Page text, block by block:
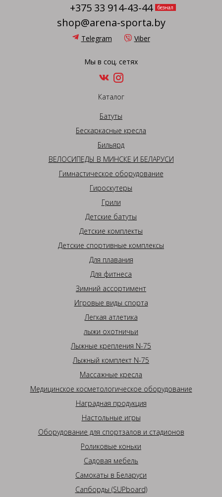
+375 33 914-43-44
безнал
shop@arena-sporta.by
Telegram Viber
Мы в соц. сетях
Каталог
Батуты
Бескаркасные кресла
Бильярд
ВЕЛОСИПЕДЫ В МИНСКЕ И БЕЛАРУСИ
Гимнастическое оборудование
Гироскутеры
Грили
Детские батуты
Детские комплекты
Детские спортивные комплексы
Для плавания
Для фитнеса
Зимний ассортимент
Игровые виды спорта
Легкая атлетика
лыжи охотничьи
Лыжные крепления N-75
Лыжный комплект N-75
Массажные кресла
Медицинское косметологическое оборудование
Наградная продукция
Настольные игры
Оборудование для спортзалов и стадионов
Роликовые коньки
Садовая мебель
Самокаты в Беларуси
Сапборды (SUPboard)